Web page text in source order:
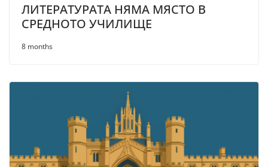
ЛИТЕРАТУРАТА НЯМА МЯСТО В
СРЕДНОТО УЧИЛИЩЕ
8 months